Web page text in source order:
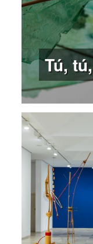
Tú,